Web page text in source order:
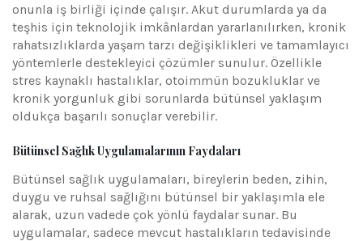
onunla iş birliği içinde çalışır. Akut durumlarda ya da
teşhis için teknolojik imkânlardan yararlanılırken, kronik
rahatsızlıklarda yaşam tarzı değişiklikleri ve tamamlayıcı
yöntemlerle destekleyici çözümler sunulur. Özellikle
stres kaynaklı hastalıklar, otoimmün bozukluklar ve
kronik yorgunluk gibi sorunlarda bütünsel yaklaşım
oldukça başarılı sonuçlar verebilir.
Bütünsel Sağlık Uygulamalarının Faydaları
Bütünsel sağlık uygulamaları, bireylerin beden, zihin,
duygu ve ruhsal sağlığını bütünsel bir yaklaşımla ele
alarak, uzun vadede çok yönlü faydalar sunar. Bu
uygulamalar, sadece mevcut hastalıkların tedavisinde